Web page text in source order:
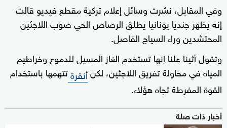
وفي المقابل، نشرت وسائل إعلام تركية مقطع فيديو قالت
إنه يظهر جنديا يونانيا يطلق الرصاص الحي صوب اللاجئين
المحتشدين وراء السياج الفاصل.
وتقول أثينا علنا إنها تستخدم الغاز المسيل للدموع وخراطيم
المياه في محاولة تفريق اللاجئين، لكنأنقرةتتهمها باستخدام
القوة المفرطة تجاه هؤلاء.
أخبار ذات صلة